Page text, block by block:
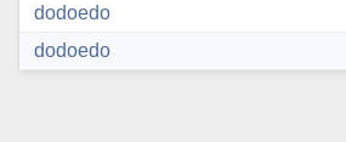
dodoedo
dodoedo